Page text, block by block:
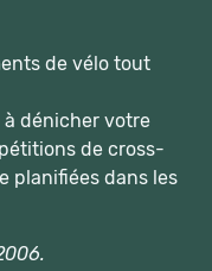
de vélo tout
dénicher votre
de cross-
planifiées dans les